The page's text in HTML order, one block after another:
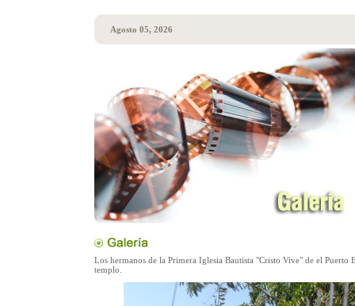
Agosto 05, 2026
Los hermanos de la Primera Iglesia Bautista "Cristo Vive" de el Puerto
templo.